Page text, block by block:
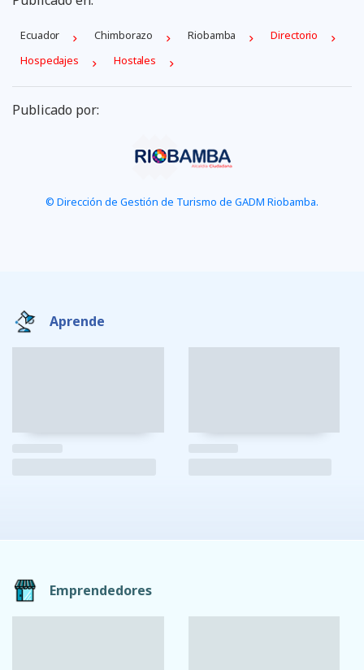
Ecuador Chimborazo Riobamba
Directorio
Hospedajes
Hostales
Publicado por:
© Dirección de Gestión de Turismo de GADM Riobamba.
Aprende
Emprendedores